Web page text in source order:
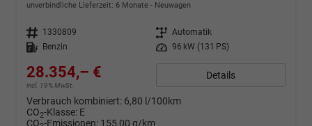
unverbindliche Lieferzeit: 6 Monate Neuwagen
Fahrzeugnr. 1330809 Getriebe Automatik
Kraftstoff
Benzin Leistung 96 kW (131 PS)
28.354,– €
incl. 19% MwSt.
Details
Verbrauch kombiniert: 6,80 l/100km
CO2-Klasse: E
CO -Emissionen: 155,00 g/km